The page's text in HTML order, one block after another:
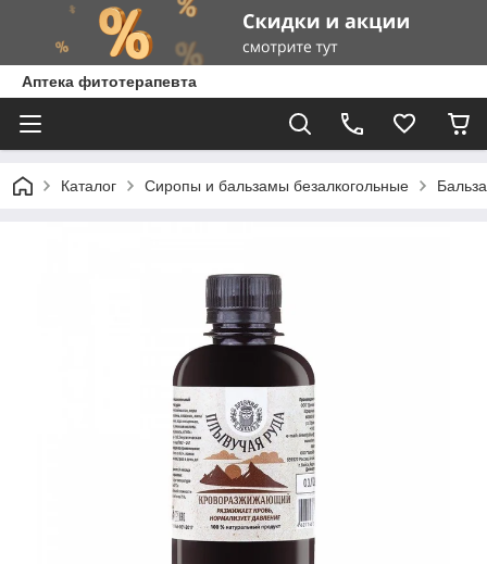
Аптека фитотерапевта
Каталог Сиропы и бальзамы безалкогольные